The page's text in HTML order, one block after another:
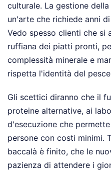
culturale. La gestione
un'arte che richiede anni
Vedo spesso clienti che si
ruffiana dei piatti pronti,
complessità minerale e
rispetta l'identità del
Gli scettici diranno che il
proteine alternative, ai
d'esecuzione che
persone con costi minimi.
baccalà è finito, che le
pazienza di attendere i